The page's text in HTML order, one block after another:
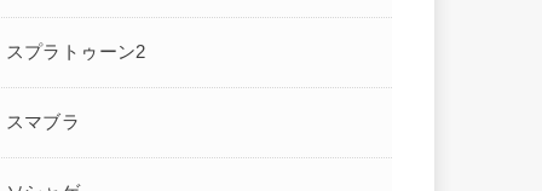
スプラトゥーン2
スマブラ